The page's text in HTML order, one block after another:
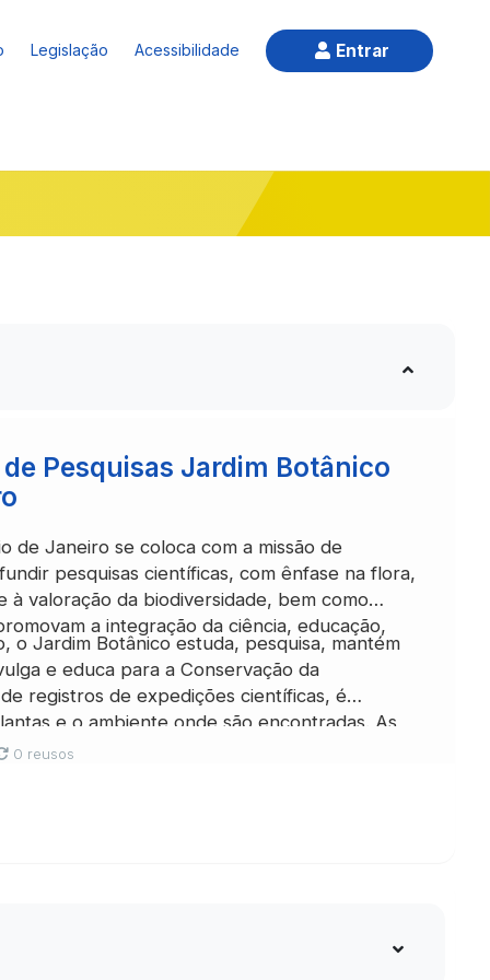
Legislação Acessibilidade Entrar
Pesquisas Jardim Botânico
de Janeiro se coloca com a missão de
pesquisas científicas, com ênfase na flora,
à valoração da biodiversidade, bem como
a integração da ciência, educação,
o Jardim Botânico estuda, pesquisa, mantém
e educa para a Conservação da
registros de expedições científicas, é
e o ambiente onde são encontradas. As
são registros da existência da planta, sua
estudo de germinação das sementes pode
será a produção das mudas para serem
estudos. Desse modo as plantas encontram-
0 reusos